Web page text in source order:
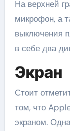
На верхней
микрофон, а
выключения
в себе два
Экран
Стоит
том, что
экраном.